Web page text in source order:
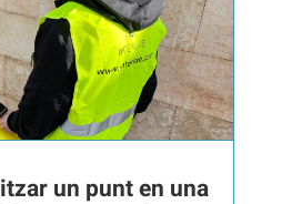
un punt en una